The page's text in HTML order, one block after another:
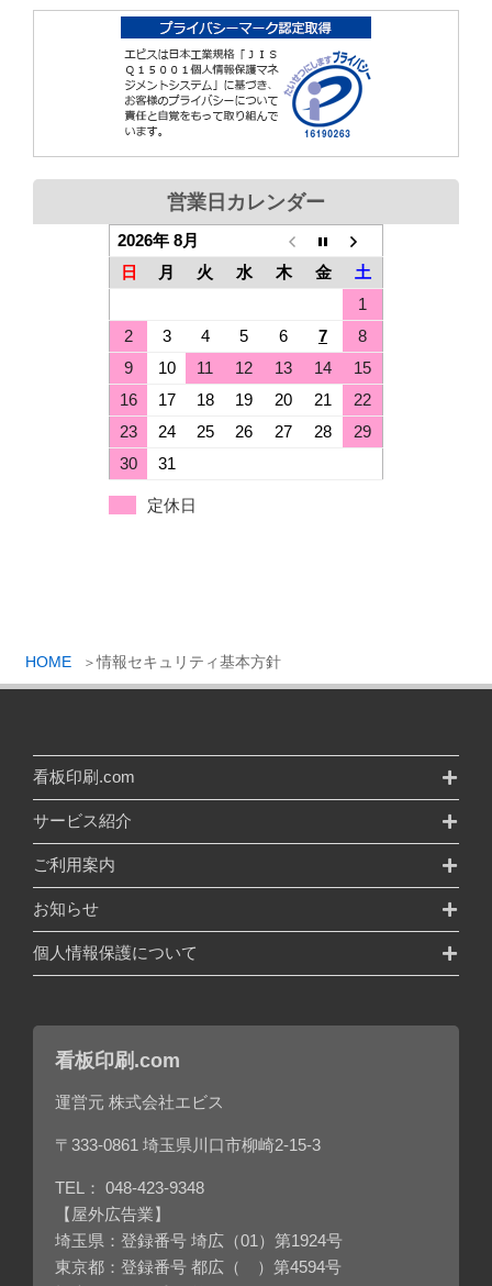
HOME 情報セキュリティ基本方針
営業日カレンダー
2026年 8月
日
月 火 水 木 金
土
1
2
3 4 5 6 7
8
9
10 11 12 13 14
15
16
17 18 19 20 21
22
23
24 25 26 27 28
29
30
31
定休日
看板印刷.com
サービス紹介
ご利用案内
お知らせ
個人情報保護について
看板印刷.com
運営元 株式会社エビス
〒333-0861 埼玉県川口市柳崎2-15-3
TEL： 048-423-9348
【屋外広告業】
埼玉県：登録番号 埼広（01）第1924号
東京都：登録番号 都広（ ）第4594号